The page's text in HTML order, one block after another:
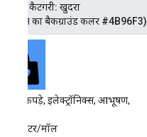
जगह की कैटगरी: खुदरा
(आइकॉन का बैकग्राउंड कलर #4B96F3)
किताबें, कपड़े, इलेक्ट्रॉनिक्स, आभूषण,
शॉपिंग सेंटर/मॉल